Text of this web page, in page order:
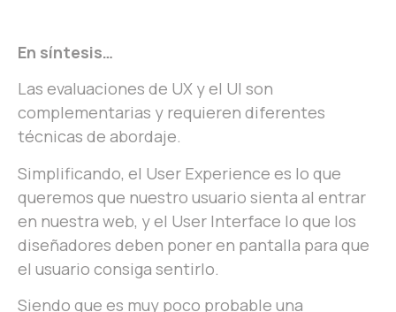
En síntesis…
Las evaluaciones de UX y el UI son
complementarias y requieren diferentes
técnicas de abordaje.
Simplificando, el User Experience es lo que
queremos que nuestro usuario sienta al entrar
en nuestra web, y el User Interface lo que los
diseñadores deben poner en pantalla para que
el usuario consiga sentirlo.
Siendo que es muy poco probable una